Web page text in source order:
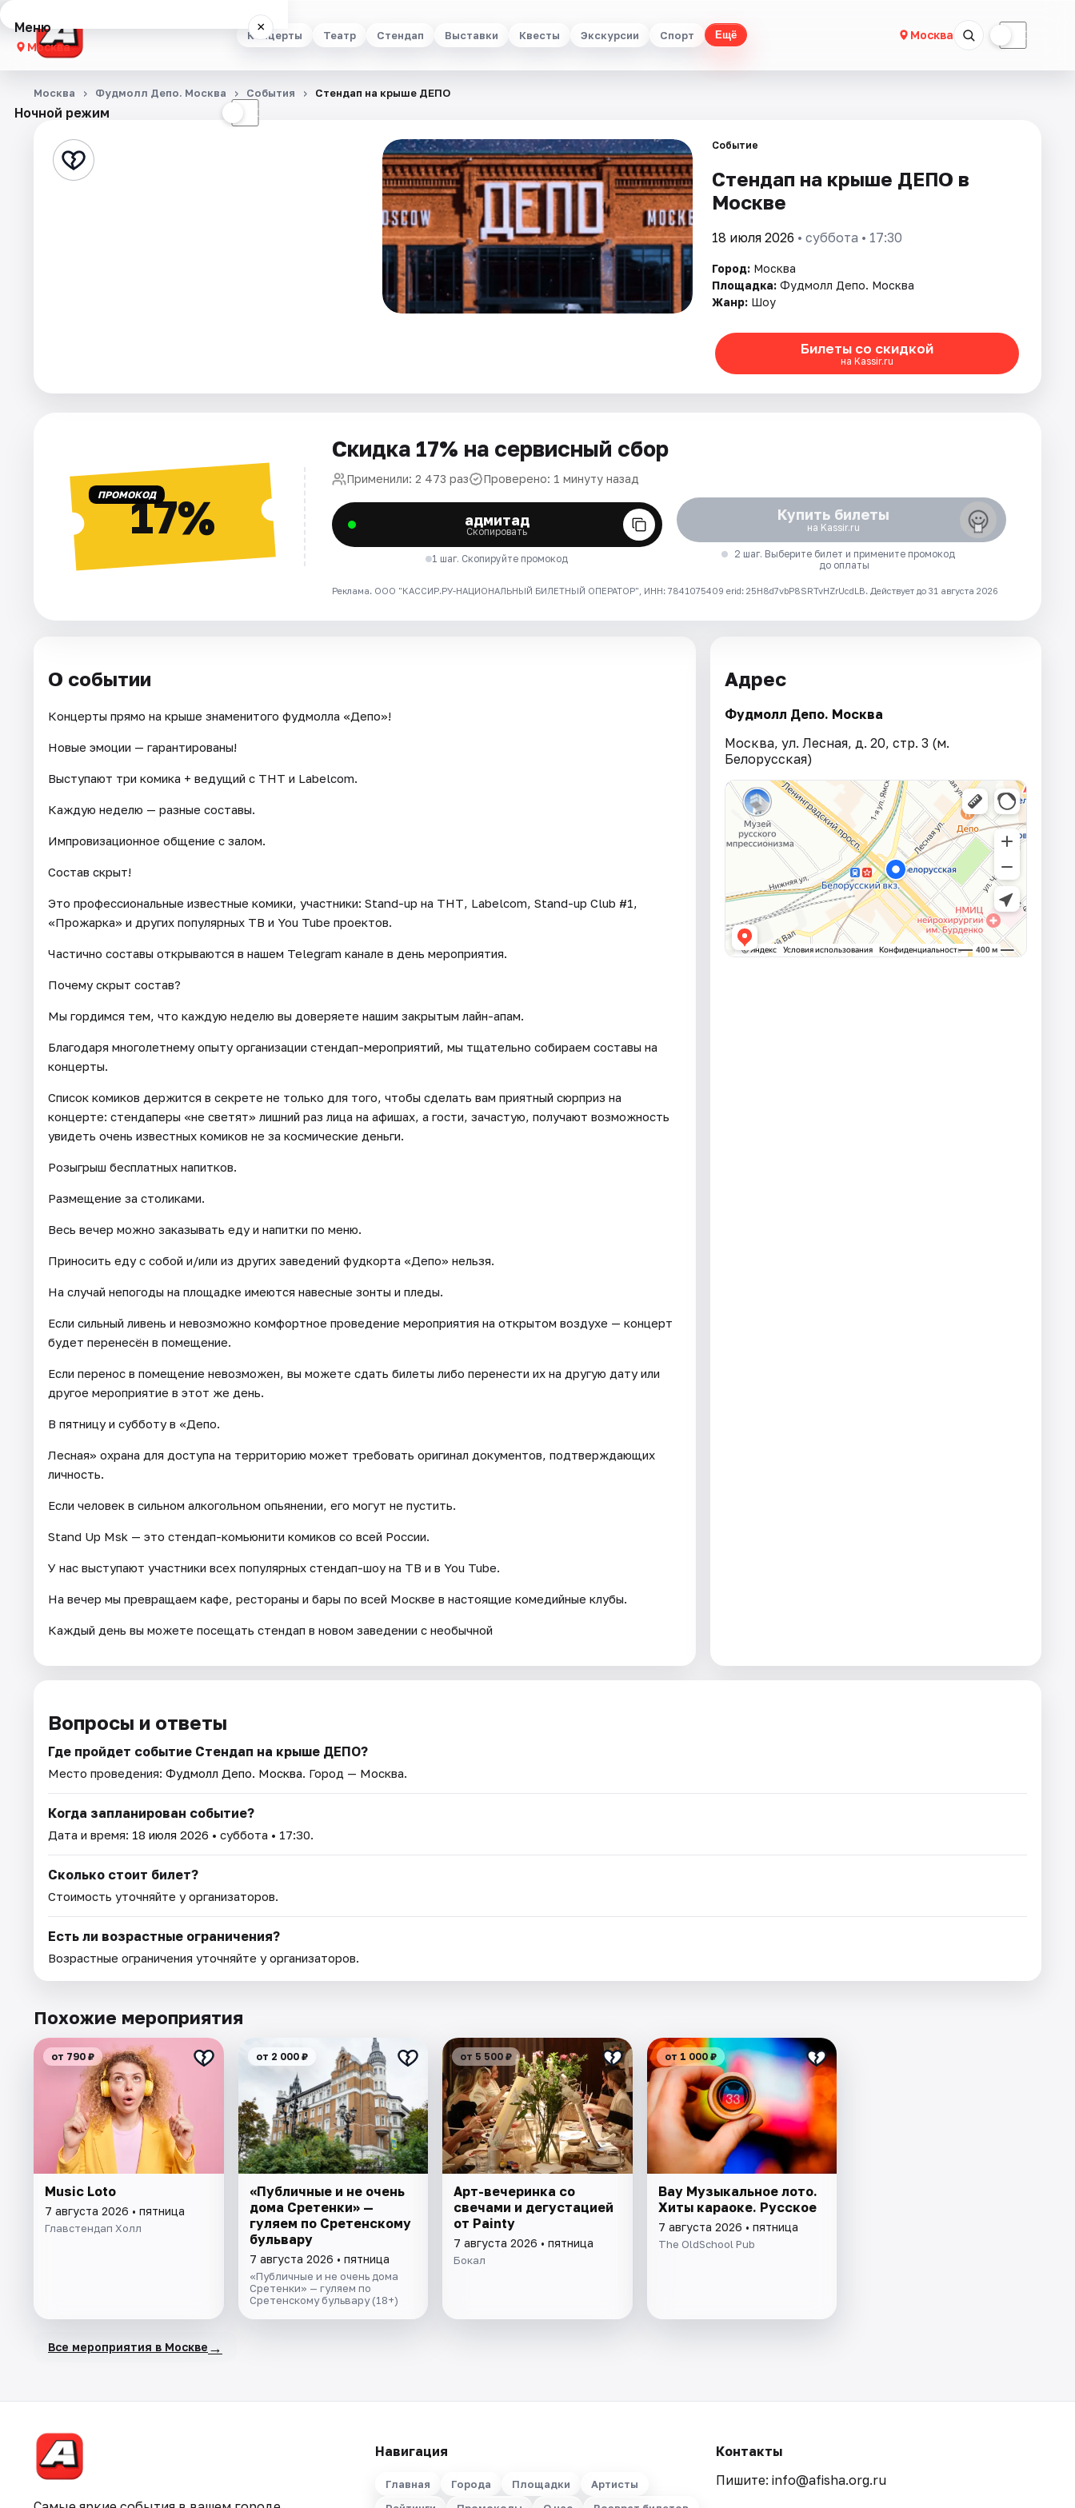
Концерты Театр Стендап Выставки Квесты Экскурсии Спорт Ещё Москва ☾
Меню ×
Москва
Концерты
Стендап
Артисты
Рейтинги
Ночной режим ☾
Москва Фудмолл Депо. Москва События Стендап на крыше ДЕПО
Событие
Стендап на крыше ДЕПО в
Москве
18 июля 2026 • суббота • 17:30
Город: Москва
Площадка: Фудмолл Депо. Москва
Жанр: Шоу
Билеты со скидкой
на Kassir.ru
ПРОМОКОД17%
Скидка 17% на сервисный сбор
Применили: 2 473 раз Проверено: 1 минуту назад
адмитад
Скопировать
1 шаг. Скопируйте промокод
Купить билеты
на Kassir.ru
2 шаг. Выберите билет и примените промокод
до оплаты
Реклама. ООО "КАССИР.РУ-НАЦИОНАЛЬНЫЙ БИЛЕТНЫЙ ОПЕРАТОР", ИНН: 7841075409 erid: 25H8d7vbP8SRTvHZrUcdLB. Действует до 31 августа 2026
О событии
Концерты прямо на крыше знаменитого фудмолла «Депо»!
Новые эмоции — гарантированы!
Выступают три комика + ведущий с ТНТ и Labelcom.
Каждую неделю — разные составы.
Импровизационное общение с залом.
Состав скрыт!
Это профессиональные известные комики, участники: Stand-up на ТНТ, Labelcom, Stand-up Club #1,
«Прожарка» и других популярных ТВ и You Tube проектов.
Частично составы открываются в нашем Telegram канале в день мероприятия.
Почему скрыт состав?
Мы гордимся тем, что каждую неделю вы доверяете нашим закрытым лайн-апам.
Благодаря многолетнему опыту организации стендап-мероприятий, мы тщательно собираем составы на
концерты.
Список комиков держится в секрете не только для того, чтобы сделать вам приятный сюрприз на
концерте: стендаперы «не светят» лишний раз лица на афишах, а гости, зачастую, получают возможность
увидеть очень известных комиков не за космические деньги.
Розыгрыш бесплатных напитков.
Размещение за столиками.
Весь вечер можно заказывать еду и напитки по меню.
Приносить еду с собой и/или из других заведений фудкорта «Депо» нельзя.
На случай непогоды на площадке имеются навесные зонты и пледы.
Если сильный ливень и невозможно комфортное проведение мероприятия на открытом воздухе — концерт
будет перенесён в помещение.
Если перенос в помещение невозможен, вы можете сдать билеты либо перенести их на другую дату или
другое мероприятие в этот же день.
В пятницу и субботу в «Депо.
Лесная» охрана для доступа на территорию может требовать оригинал документов, подтверждающих
личность.
Если человек в сильном алкогольном опьянении, его могут не пустить.
Stand Up Msk — это стендап-комьюнити комиков со всей России.
У нас выступают участники всех популярных стендап-шоу на ТВ и в You Tube.
На вечер мы превращаем кафе, рестораны и бары по всей Москве в настоящие комедийные клубы.
Каждый день вы можете посещать стендап в новом заведении с необычной
Адрес
Фудмолл Депо. Москва
Москва, ул. Лесная, д. 20, стр. 3 (м.
Белорусская)
Вопросы и ответы
Где пройдет событие Стендап на крыше ДЕПО?
Место проведения: Фудмолл Депо. Москва. Город — Москва.
Когда запланирован событие?
Дата и время: 18 июля 2026 • суббота • 17:30.
Сколько стоит билет?
Стоимость уточняйте у организаторов.
Есть ли возрастные ограничения?
Возрастные ограничения уточняйте у организаторов.
Похожие мероприятия
от 790 ₽
Music Loto
7 августа 2026 • пятница
Главстендап Холл
от 2 000 ₽
«Публичные и не очень
дома Сретенки» —
гуляем по Сретенскому
бульвару
7 августа 2026 • пятница
«Публичные и не очень дома
Сретенки» — гуляем по
Сретенскому бульвару (18+)
от 5 500 ₽
Арт-вечеринка со
свечами и дегустацией
от Painty
7 августа 2026 • пятница
Бокал
от 1 000 ₽
Вау Музыкальное лото.
Хиты караоке. Русское
7 августа 2026 • пятница
The OldSchool Pub
Все мероприятия в Москве →
Навигация
Главная Города Площадки
Артисты
Контакты
Пишите: info@afisha.org.ru